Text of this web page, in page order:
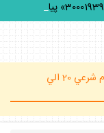
(ساعت پاسخگوي احكام شرعي 20 الي